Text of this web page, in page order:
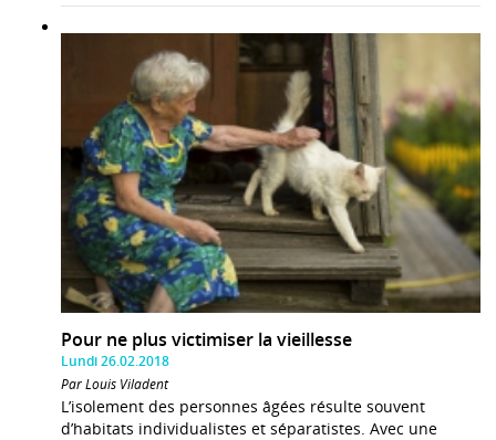
Pour ne plus victimiser la vieillesse
Lundi 26.02.2018
Par Louis Viladent
L’isolement des personnes âgées résulte souvent
d’habitats individualistes et séparatistes. Avec une